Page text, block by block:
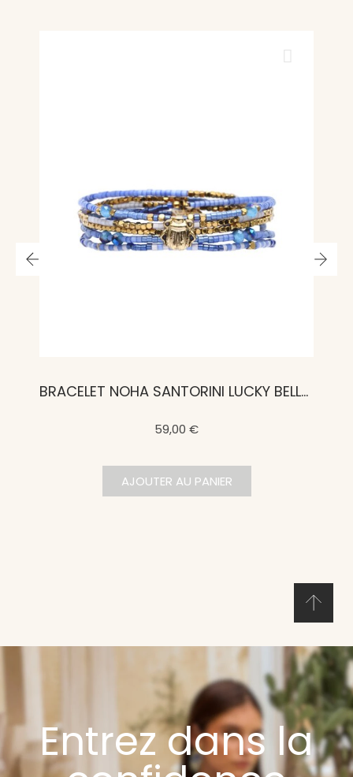
BRACELET NOHA SANTORINI LUCKY BELLE SCARABÉE
59,00 €
AJOUTER AU PANIER
Entrez dans la